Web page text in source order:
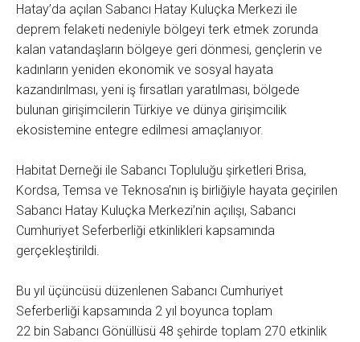
Hatay’da açılan Sabancı Hatay Kuluçka Merkezi ile
deprem felaketi nedeniyle bölgeyi terk etmek zorunda
kalan vatandaşların bölgeye geri dönmesi, gençlerin ve
kadınların yeniden ekonomik ve sosyal hayata
kazandırılması, yeni iş fırsatları yaratılması, bölgede
bulunan girişimcilerin Türkiye ve dünya girişimcilik
ekosistemine entegre edilmesi amaçlanıyor.
Habitat Derneği ile Sabancı Topluluğu şirketleri Brisa,
Kordsa, Temsa ve Teknosa’nın iş birliğiyle hayata geçirilen
Sabancı Hatay Kuluçka Merkezi’nin açılışı, Sabancı
Cumhuriyet Seferberliği etkinlikleri kapsamında
gerçekleştirildi.
Bu yıl üçüncüsü düzenlenen Sabancı Cumhuriyet
Seferberliği kapsamında 2 yıl boyunca toplam
22 bin Sabancı Gönüllüsü 48 şehirde toplam 270 etkinlik